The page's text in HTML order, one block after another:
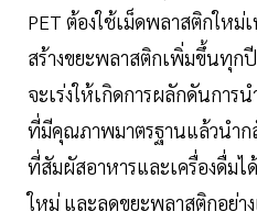
PET ต้องใช้เม็ดพลาสติกใหม่
สร้างขยะพลาสติกเพิ่มขึ้นทุก
จะเร่งให้เกิดการผลักดันการ
ที่มีคุณภาพมาตรฐานแล้วนำ
ที่สัมผัสอาหารและเครื่องดื่มไ
ใหม่ และลดขยะพลาสติกอย่า